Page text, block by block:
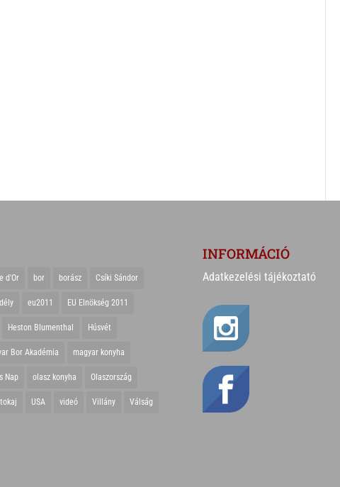
d'Or bor borász Csíki Sándor
eu2011 EU Elnökség 2011
Heston Blumenthal Húsvét
Bor Akadémia magyar konyha
Nap olasz konyha Olaszország
tokaj USA videó Villány Válság
INFORMÁCIÓ
Adatkezelési tájékoztató